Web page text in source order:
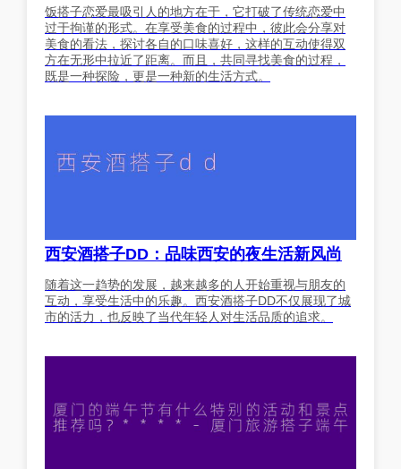
饭搭子恋爱最吸引人的地方在于，它打破了传统恋爱中
过于拘谨的形式。在享受美食的过程中，彼此会分享对
美食的看法，探讨各自的口味喜好，这样的互动使得双
方在无形中拉近了距离。而且，共同寻找美食的过程，
既是一种探险，更是一种新的生活方式。
西安酒搭子DD：品味西安的夜生活新风尚
随着这一趋势的发展，越来越多的人开始重视与朋友的
互动，享受生活中的乐趣。西安酒搭子DD不仅展现了城
市的活力，也反映了当代年轻人对生活品质的追求。